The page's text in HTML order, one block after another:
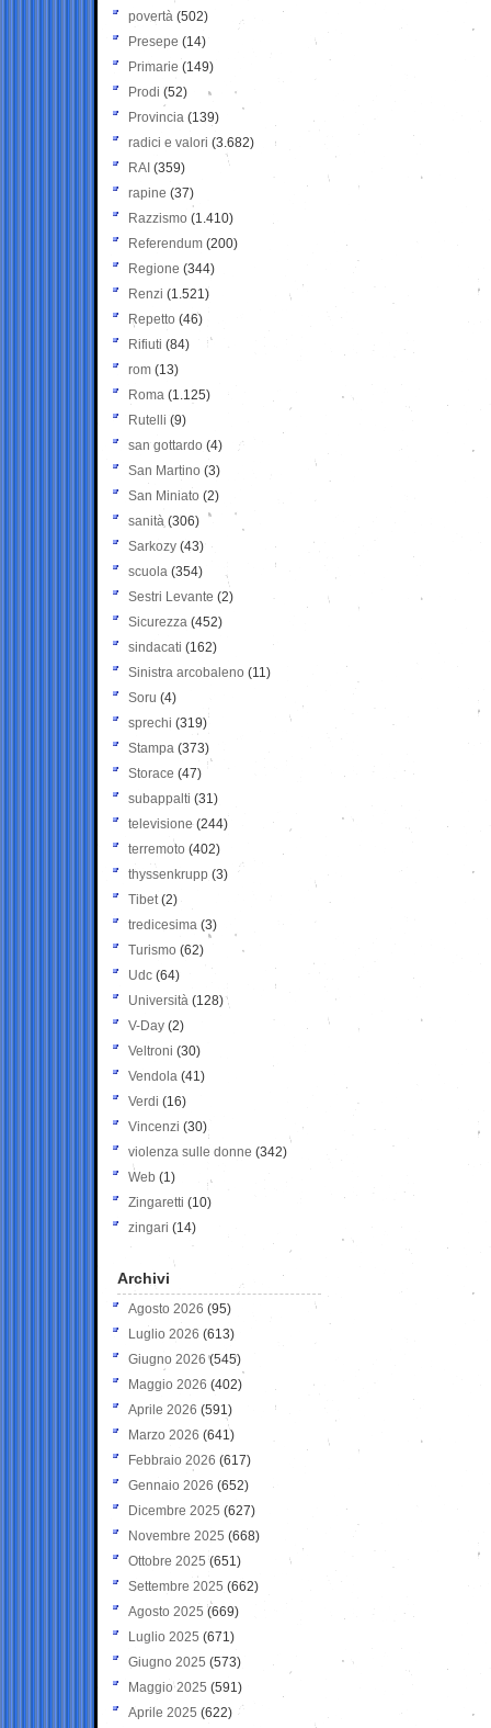
povertà (502)
Presepe (14)
Primarie (149)
Prodi (52)
Provincia (139)
radici e valori (3.682)
RAI (359)
rapine (37)
Razzismo (1.410)
Referendum (200)
Regione (344)
Renzi (1.521)
Repetto (46)
Rifiuti (84)
rom (13)
Roma (1.125)
Rutelli (9)
san gottardo (4)
San Martino (3)
San Miniato (2)
sanità (306)
Sarkozy (43)
scuola (354)
Sestri Levante (2)
Sicurezza (452)
sindacati (162)
Sinistra arcobaleno (11)
Soru (4)
sprechi (319)
Stampa (373)
Storace (47)
subappalti (31)
televisione(244)
terremoto (402)
thyssenkrupp (3)
Tibet(2)
tredicesima (3)
Turismo (62)
Udc (64)
Università (128)
V-Day (2)
Veltroni (30)
Vendola (41)
Verdi (16)
Vincenzi (30)
violenza sulle donne (342)
Web (1)
Zingaretti (10)
zingari (14)
Archivi
Agosto 2026 (95)
Luglio 2026 (613)
Giugno 2026 (545)
Maggio 2026 (402)
Aprile 2026 (591)
Marzo 2026 (641)
Febbraio 2026 (617)
Gennaio 2026 (652)
Dicembre 2025 (627)
Novembre 2025 (668)
Ottobre 2025 (651)
Settembre 2025 (662)
Agosto 2025 (669)
Luglio 2025 (671)
Giugno 2025 (573)
Maggio 2025 (591)
Aprile 2025 (622)